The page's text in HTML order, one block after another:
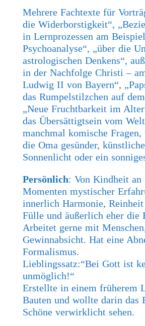
Mehrere Fachtexte für
die Widerborstigkeit“,
in Lernprozessen am
Psychoanalyse“, „über die
astrologischen Denkens“,
in der Nachfolge Christi –
Ludwig II von Bayern“,
das Rumpelstilzchen auf
„Neue Fruchtbarkeit im
das Übersättigtsein vom
manchmal komische
die Oma gesünder,
Sonnenlicht oder ein
Persönlich: Von Kindheit
Momenten mystischer
innerlich Harmonie,
Fülle und äußerlich eher die
Arbeitet gerne mit
Gewinnabsicht. Hat eine
Formalismus.
Lieblingssatz:“Bei Gott ist
unmöglich!“
Erstellte in einem früherem
Bauten und wollte darin das
Schöne verwirklicht sehen.